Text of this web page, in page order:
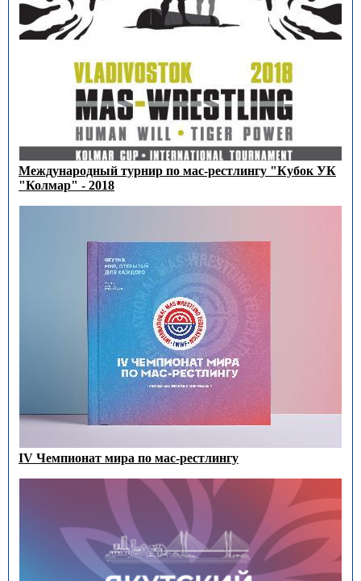
Международный турнир по мас-рестлингу "Кубок УК
"Колмар" - 2018
IV Чемпионат мира по мас-рестлингу